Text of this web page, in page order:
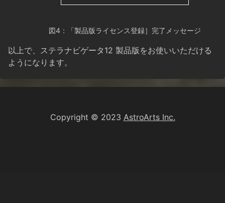
図4：「製品版ライセンス登録］完了メッセージ
以上で、ステラナビゲータ12 製品版をお使いいただける
ようになります。
Copyright © 2023 AstroArts Inc.